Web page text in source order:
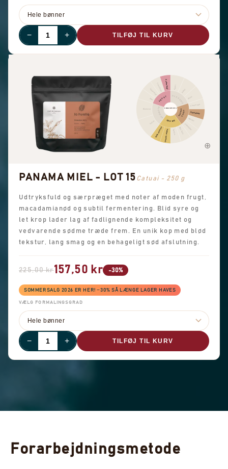
− + TILFØJ TIL KURV
Kanel
Peber
Skarp
Chokolade
Hasselnød
Mandel
Jordnødder
Brun farin
Generel sødme
Søde aromaer
Sort te
Blomster
Bær
Tørret frugt Citrusfrugt Anden frugt
NØDDERKAKAO
SØDME
BLOMSTER
FRUGT
SMAGSPROFIL
PANAMA MIEL - LOT 15 Catuai - 250 g
Udtryksfuld og særpræget med noter af moden frugt,
macadamianød og subtil fermentering. Blid syre og
let krop lader lag af fadlignende kompleksitet og
vedvarende sødme træde frem. En unik kop med blød
tekstur, lang smag og en behageligt sød afslutning.
225,00 kr157,50 kr -30%
SOMMERSALG 2026 ER HER! −30% SÅ LÆNGE LAGER HAVES
VÆLG FORMALINGSGRAD
− + TILFØJ TIL KURV
Forarbejdningsmetode